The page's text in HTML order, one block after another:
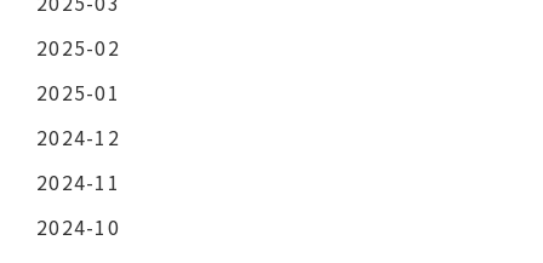
2025-02
2025-01
2024-12
2024-11
2024-10